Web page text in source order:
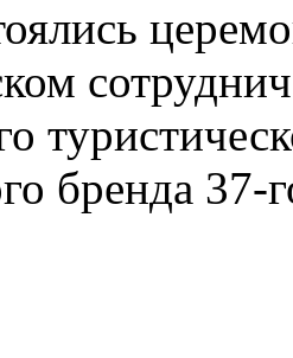
бренда 37-